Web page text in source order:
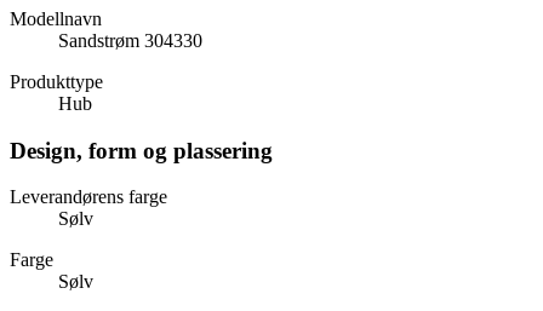
Modellnavn
Sandstrøm 304330
Produkttype
Hub
Design, form og plassering
Leverandørens farge
Sølv
Farge
Sølv